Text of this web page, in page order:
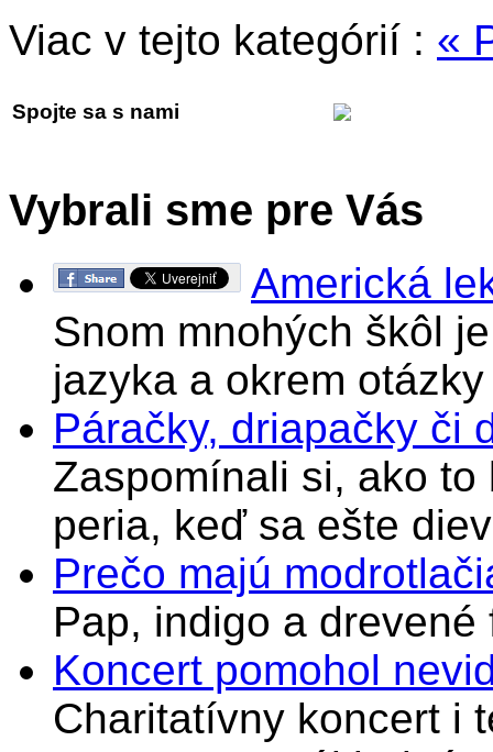
Viac v tejto kategórií : «
Spojte sa s nami
Vybrali sme pre Vás
Americká
Snom mnohých škôl
jazyka a okrem
Páračky, driapačky či
Zaspomínali si, ako
peria, keď sa ešte
Prečo majú
Pap, indigo a drevené
Koncert pomohol
Charitatívny koncert i